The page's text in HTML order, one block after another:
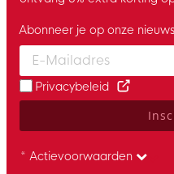
Enter your email and
Abonneer je op onze
Privacybeleid
* Actievoorwaarden